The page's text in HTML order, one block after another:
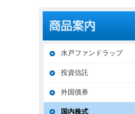
水戸ファンドラップ
投資信託
外国債券
国内株式